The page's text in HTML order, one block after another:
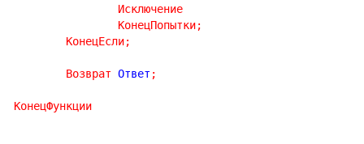
Исключение
КонецПопытки;
КонецЕсли;
Возврат Ответ ;
КонецФункции